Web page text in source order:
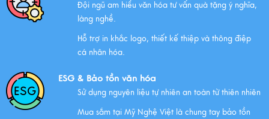
NHỮNG ĐẶC ĐIỂM CỦA HÀNG THỦ CÔNG MỸ NGHỆ
QUÀ VĂN HÓA VIỆT TẶNG KHÁCH QUỐC TẾ
Xem thêm
Đội ngũ am hiểu văn hóa tư vấn quà tặng ý nghĩa,
làng nghề.
Hỗ trợ in khắc logo, thiết kế thiệp và thông điệp
cá nhân hóa.
ESG & Bảo tồn văn hóa
Sử dụng nguyên liệu tự nhiên an toàn từ thiên nhiên
Mua sắm tại Mỹ Nghệ Việt là chung tay bảo tồn